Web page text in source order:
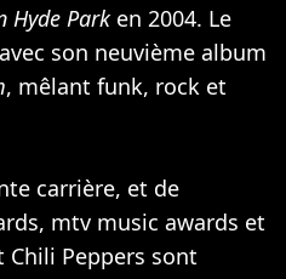
Hyde Park en 2004. Le
son neuvième album
, mêlant funk, rock et
carrière, et de
mtv music awards et
Chili Peppers sont